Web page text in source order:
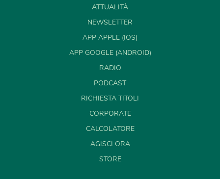
ATTUALITÀ
NEWSLETTER
APP APPLE (IOS)
APP GOOGLE (ANDROID)
RADIO
PODCAST
RICHIESTA TITOLI
CORPORATE
CALCOLATORE
AGISCI ORA
STORE